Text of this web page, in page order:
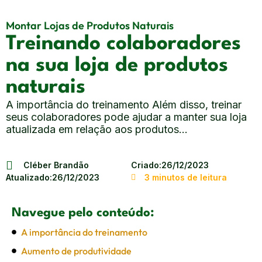
Montar Lojas de Produtos Naturais
Treinando colaboradores
na sua loja de produtos
naturais
A importância do treinamento Além disso, treinar
seus colaboradores pode ajudar a manter sua loja
atualizada em relação aos produtos...
Cléber Brandão Criado:26/12/2023
Atualizado:26/12/2023 3 minutos de leitura
Navegue pelo conteúdo:
A importância do treinamento
Aumento de produtividade